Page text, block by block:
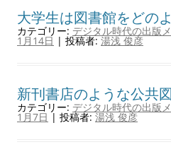
大学生は図書館をどの
カテゴリー: デジタル時代の出版
1月14日 | 投稿者:湯浅 俊彦
新刊書店のような公共
カテゴリー: デジタル時代の出版
1月7日 | 投稿者:湯浅 俊彦